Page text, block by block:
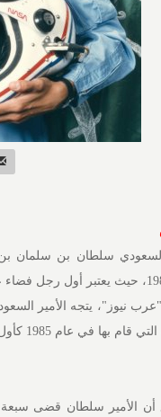
السعودي سلطان بن سلمان
في عام 1985 كأول رجل فضاء عربي.